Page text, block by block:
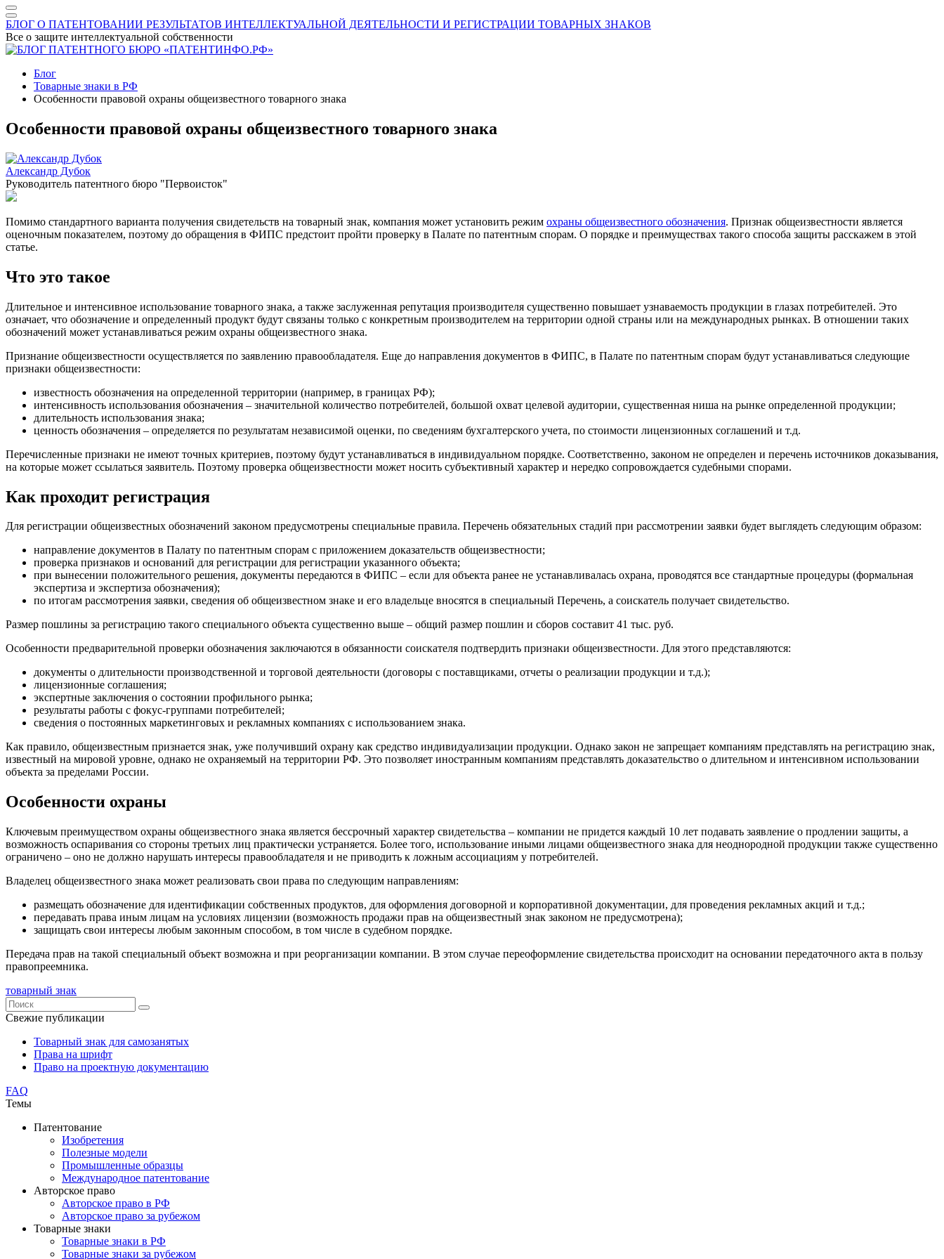
БЛОГ О ПАТЕНТОВАНИИ РЕЗУЛЬТАТОВ ИНТЕЛЛЕКТУАЛЬНОЙ ДЕЯТЕЛЬНОСТИ И РЕГИСТРАЦИИ ТОВАРНЫХ ЗНАКОВ
Все о защите интеллектуальной собственности
Блог
Товарные знаки в РФ
Особенности правовой охраны общеизвестного товарного знака
Особенности правовой охраны общеизвестного товарного знака
Александр Дубок
Руководитель патентного бюро "Первоисток"
Помимо стандартного варианта получения свидетельств на товарный знак, компания может установить режим охраны общеизвестного обозначения. Признак общеизвестности является
оценочным показателем, поэтому до обращения в ФИПС предстоит пройти проверку в Палате по патентным спорам. О порядке и преимуществах такого способа защиты расскажем в этой
статье.
Что это такое
Длительное и интенсивное использование товарного знака, а также заслуженная репутация производителя существенно повышает узнаваемость продукции в глазах потребителей. Это
означает, что обозначение и определенный продукт будут связаны только с конкретным производителем на территории одной страны или на международных рынках. В отношении таких
обозначений может устанавливаться режим охраны общеизвестного знака.
Признание общеизвестности осуществляется по заявлению правообладателя. Еще до направления документов в ФИПС, в Палате по патентным спорам будут устанавливаться следующие
признаки общеизвестности:
известность обозначения на определенной территории (например, в границах РФ);
интенсивность использования обозначения – значительной количество потребителей, большой охват целевой аудитории, существенная ниша на рынке определенной продукции;
длительность использования знака;
ценность обозначения – определяется по результатам независимой оценки, по сведениям бухгалтерского учета, по стоимости лицензионных соглашений и т.д.
Перечисленные признаки не имеют точных критериев, поэтому будут устанавливаться в индивидуальном порядке. Соответственно, законом не определен и перечень источников доказывания,
на которые может ссылаться заявитель. Поэтому проверка общеизвестности может носить субъективный характер и нередко сопровождается судебными спорами.
Как проходит регистрация
Для регистрации общеизвестных обозначений законом предусмотрены специальные правила. Перечень обязательных стадий при рассмотрении заявки будет выглядеть следующим образом:
направление документов в Палату по патентным спорам с приложением доказательств общеизвестности;
проверка признаков и оснований для регистрации для регистрации указанного объекта;
при вынесении положительного решения, документы передаются в ФИПС – если для объекта ранее не устанавливалась охрана, проводятся все стандартные процедуры (формальная
экспертиза и экспертиза обозначения);
по итогам рассмотрения заявки, сведения об общеизвестном знаке и его владельце вносятся в специальный Перечень, а соискатель получает свидетельство.
Размер пошлины за регистрацию такого специального объекта существенно выше – общий размер пошлин и сборов составит 41 тыс. руб.
Особенности предварительной проверки обозначения заключаются в обязанности соискателя подтвердить признаки общеизвестности. Для этого представляются:
документы о длительности производственной и торговой деятельности (договоры с поставщиками, отчеты о реализации продукции и т.д.);
лицензионные соглашения;
экспертные заключения о состоянии профильного рынка;
результаты работы с фокус-группами потребителей;
сведения о постоянных маркетинговых и рекламных компаниях с использованием знака.
Как правило, общеизвестным признается знак, уже получивший охрану как средство индивидуализации продукции. Однако закон не запрещает компаниям представлять на регистрацию знак,
известный на мировой уровне, однако не охраняемый на территории РФ. Это позволяет иностранным компаниям представлять доказательство о длительном и интенсивном использовании
объекта за пределами России.
Особенности охраны
Ключевым преимуществом охраны общеизвестного знака является бессрочный характер свидетельства – компании не придется каждый 10 лет подавать заявление о продлении защиты, а
возможность оспаривания со стороны третьих лиц практически устраняется. Более того, использование иными лицами общеизвестного знака для неоднородной продукции также существенно
ограничено – оно не должно нарушать интересы правообладателя и не приводить к ложным ассоциациям у потребителей.
Владелец общеизвестного знака может реализовать свои права по следующим направлениям:
размещать обозначение для идентификации собственных продуктов, для оформления договорной и корпоративной документации, для проведения рекламных акций и т.д.;
передавать права иным лицам на условиях лицензии (возможность продажи прав на общеизвестный знак законом не предусмотрена);
защищать свои интересы любым законным способом, в том числе в судебном порядке.
Передача прав на такой специальный объект возможна и при реорганизации компании. В этом случае переоформление свидетельства происходит на основании передаточного акта в пользу
правопреемника.
товарный знак
Свежие публикации
Товарный знак для самозанятых
Права на шрифт
Право на проектную документацию
FAQ
Темы
Патентование
Изобретения
Полезные модели
Промышленные образцы
Международное патентование
Авторское право
Авторское право в РФ
Авторское право за рубежом
Товарные знаки
Товарные знаки в РФ
Товарные знаки за рубежом